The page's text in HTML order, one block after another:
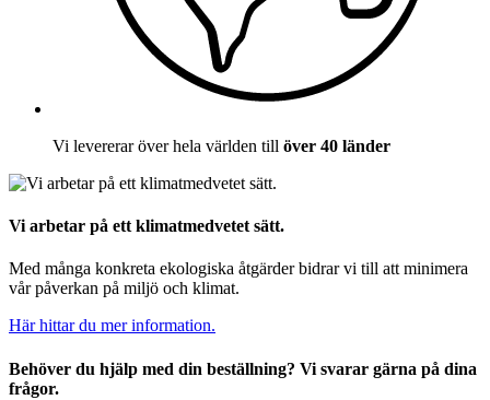
Vi levererar över hela världen till över 40 länder
Vi arbetar på ett klimatmedvetet sätt.
Med många konkreta ekologiska åtgärder bidrar vi till att minimera
vår påverkan på miljö och klimat.
Här hittar du mer information.
Behöver du hjälp med din beställning? Vi svarar gärna på dina
frågor.